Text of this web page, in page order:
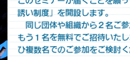
誘い制度」を開設します。
同じ団体や組織から２名ご参
もう１名を無料でご招待いた
ひ複数名でのご参加をご検討く